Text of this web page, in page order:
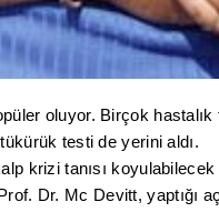
oluyor. Birçok hastalık
testi de yerini aldı.
krizi tanısı koyulabilecek
Dr. Mc Devitt, yaptığı